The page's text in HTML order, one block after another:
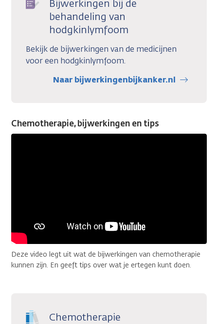
Bijwerkingen bij de
behandeling van
hodgkinlymfoom
Bekijk de bijwerkingen van de medicijnen
voor een hodgkinlymfoom.
Naar bijwerkingenbijkanker.nl
Chemotherapie, bijwerkingen en tips
Deze video legt uit wat de bijwerkingen van chemotherapie
kunnen zijn. En geeft tips over wat je ertegen kunt doen.
Chemotherapie